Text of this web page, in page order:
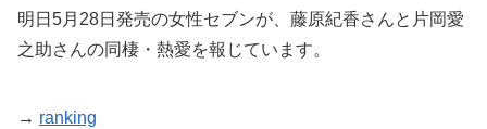
明日5月28日発売の女性セブンが、藤原紀香さんと片岡愛
之助さんの同棲・熱愛を報じています。
→ ranking